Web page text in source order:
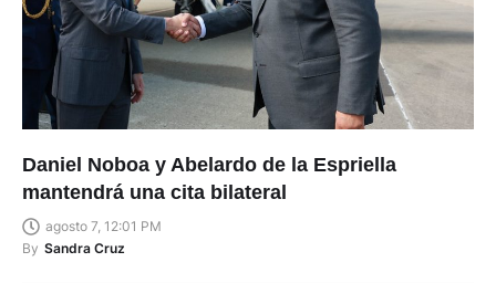
Daniel Noboa y Abelardo de la Espriella
mantendrá una cita bilateral
agosto 7, 12:01 PM
By
Sandra Cruz